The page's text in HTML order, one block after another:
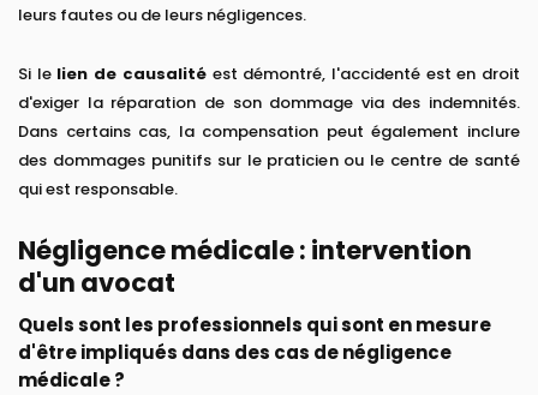
leurs fautes ou de leurs négligences.
Si le lien de causalitéest démontré, l'accidenté est en droit
d'exiger la réparation de son dommage via des indemnités.
Dans certains cas, la compensation peut également inclure
des dommages punitifs sur le praticien ou le centre de santé
qui est responsable.
Négligence médicale : intervention
d'un avocat
Quels sont les professionnels qui sont en mesure
d'être impliqués dans des cas de négligence
médicale ?